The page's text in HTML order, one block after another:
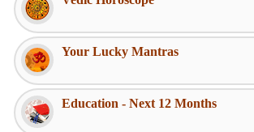
Your Lucky Mantras
Education - Next 12 Months